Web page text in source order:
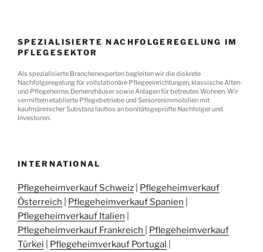
SPEZIALISIERTE NACHFOLGEREGELUNG IM
PFLEGESEKTOR
Als spezialisierte Branchenexperten begleiten wir die diskrete
Nachfolgeregelung für vollstationäre Pflegeeinrichtungen, klassische Alten-
und Pflegeheime, Demenzhäuser sowie Anlagen für betreutes Wohnen. Wir
vermitteln etablierte Pflegebetriebe und Seniorenimmobilien mit
kaufmännischer Substanz lautlos an bonitätsgeprüfte Nachfolger und
Investoren.
INTERNATIONAL
Pflegeheimverkauf Schweiz
Pflegeheimverkauf
Österreich
Pflegeheimverkauf Spanien
Pflegeheimverkauf Italien
Pflegeheimverkauf Frankreich
Pflegeheimverkauf
Türkei
Pflegeheimverkauf Portugal